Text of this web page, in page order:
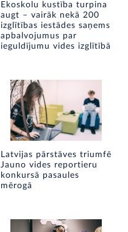
Ekoskolu kustība turpina
augt – vairāk nekā 200
izglītības iestādes saņems
apbalvojumus par
ieguldījumu vides izglītībā
Latvijas pārstāves triumfē
Jauno vides reportieru
konkursā pasaules
mērogā